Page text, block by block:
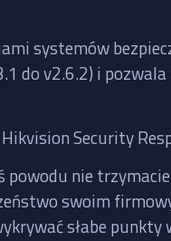
systemów
do v2.6.2) i
Security
nie
swoim
słabe